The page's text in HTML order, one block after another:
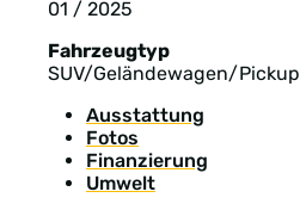
01 / 2025
Fahrzeugtyp
SUV/Geländewagen/Pickup
Ausstattung
Fotos
Finanzierung
Umwelt